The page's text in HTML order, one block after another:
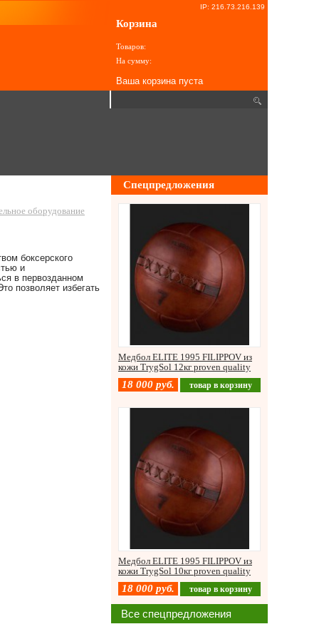
IP: 216.73.216.139
Корзина
Товаров:
На сумму:
Ваша корзина пуста
оборудование
боксерского
и
в первозданном
позволяет избегать
Спецпредложения
Медбол ELITE 1995 FILIPPOV из
кожи TrygSol 12кг proven quality
18 000 руб. товар в корзину
Медбол ELITE 1995 FILIPPOV из
кожи TrygSol 10кг proven quality
18 000 руб. товар в корзину
Все спецпредложения